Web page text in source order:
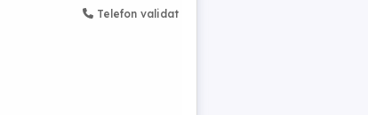
Telefon validat